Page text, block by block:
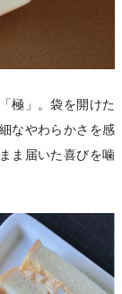
極」。袋を開けた
なやわらかさを感
ま届いた喜びを噛